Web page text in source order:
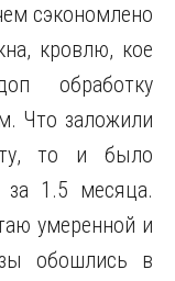
сэкономлено
кровлю, кое
обработку
Что заложили
то и было
за 1.5 месяца.
умеренной и
обошлись в